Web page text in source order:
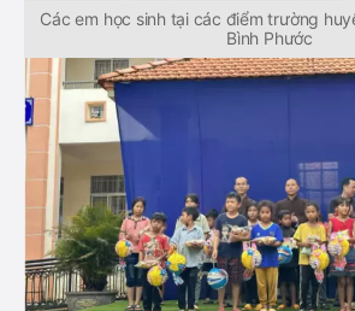
Các em học sinh tại các điểm trường
Bình Phước